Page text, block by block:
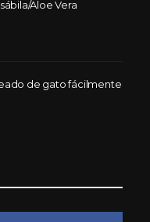
Aloe Vera
de gato fácilmente